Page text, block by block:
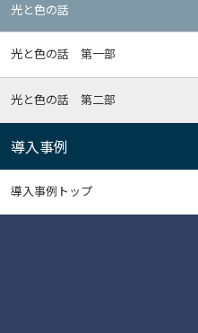
光と色の話
光と色の話 第一部
光と色の話 第二部
導入事例
導入事例トップ